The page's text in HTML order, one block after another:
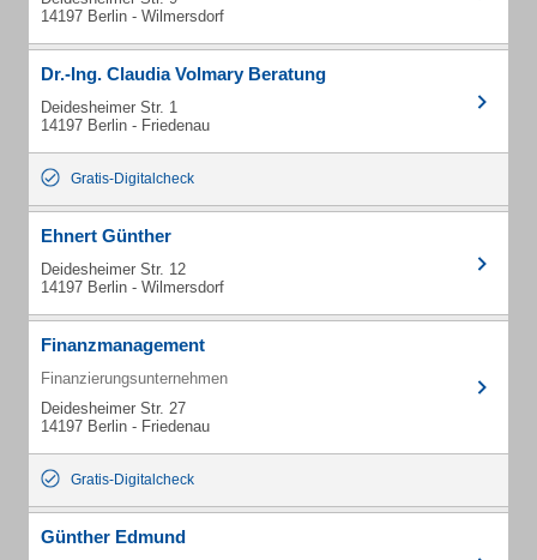
14197 Berlin - Wilmersdorf
Dr.-Ing. Claudia Volmary Beratung
Deidesheimer Str. 1
14197 Berlin - Friedenau
Gratis-Digitalcheck
Ehnert Günther
Deidesheimer Str. 12
14197 Berlin - Wilmersdorf
Finanzmanagement
Finanzierungsunternehmen
Deidesheimer Str. 27
14197 Berlin - Friedenau
Gratis-Digitalcheck
Günther Edmund